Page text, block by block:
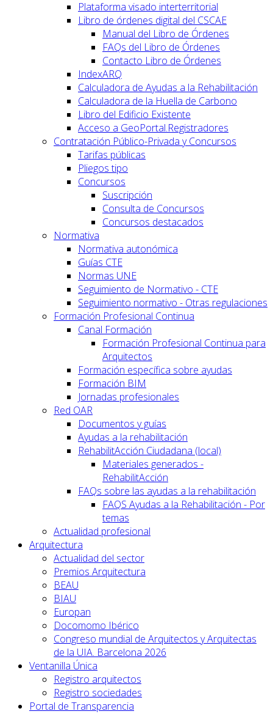
Plataforma visado interterritorial
Libro de órdenes digital del CSCAE
Manual del Libro de Órdenes
FAQs del Libro de Órdenes
Contacto Libro de Órdenes
IndexARQ
Calculadora de Ayudas a la Rehabilitación
Calculadora de la Huella de Carbono
Libro del Edificio Existente
Acceso a GeoPortal.Registradores
Contratación Público-Privada y Concursos
Tarifas públicas
Pliegos tipo
Concursos
Suscripción
Consulta de Concursos
Concursos destacados
Normativa
Normativa autonómica
Guías CTE
Normas UNE
Seguimiento de Normativo - CTE
Seguimiento normativo - Otras regulaciones
Formación Profesional Continua
Canal Formación
Formación Profesional Continua para
Arquitectos
Formación específica sobre ayudas
Formación BIM
Jornadas profesionales
Red OAR
Documentos y guías
Ayudas a la rehabilitación
RehabilitAcción Ciudadana (local)
Materiales generados -
RehabilitAcción
FAQs sobre las ayudas a la rehabilitación
FAQS Ayudas a la Rehabilitación - Por
temas
Actualidad profesional
Arquitectura
Actualidad del sector
Premios Arquitectura
BEAU
BIAU
Europan
Docomomo Ibérico
Congreso mundial de Arquitectos y Arquitectas
de la UIA. Barcelona 2026
Ventanilla Única
Registro arquitectos
Registro sociedades
Portal de Transparencia